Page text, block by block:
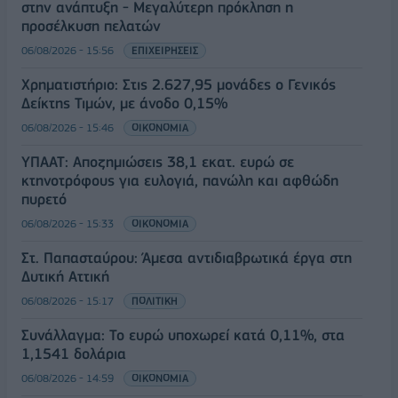
στην ανάπτυξη - Μεγαλύτερη πρόκληση η
προσέλκυση πελατών
06/08/2026 - 15:56 ΕΠΙΧΕΙΡΗΣΕΙΣ
Χρηματιστήριο: Στις 2.627,95 μονάδες ο Γενικός
Δείκτης Τιμών, με άνοδο 0,15%
06/08/2026 - 15:46 ΟΙΚΟΝΟΜΙΑ
ΥΠΑΑΤ: Αποζημιώσεις 38,1 εκατ. ευρώ σε
κτηνοτρόφους για ευλογιά, πανώλη και αφθώδη
πυρετό
06/08/2026 - 15:33 ΟΙΚΟΝΟΜΙΑ
Στ. Παπασταύρου: Άμεσα αντιδιαβρωτικά έργα στη
Δυτική Αττική
06/08/2026 - 15:17 ΠΟΛΙΤΙΚΗ
Συνάλλαγμα: Το ευρώ υποχωρεί κατά 0,11%, στα
1,1541 δολάρια
06/08/2026 - 14:59 ΟΙΚΟΝΟΜΙΑ